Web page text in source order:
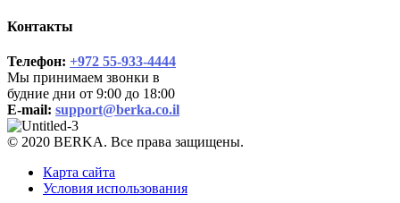
Контакты
Телефон: +972 55-933-4444
Мы принимаем звонки в
будние дни от 9:00 до 18:00
E-mail: support@berka.co.il
© 2020 BERKA. Все права защищены.
Карта сайта
Условия использования